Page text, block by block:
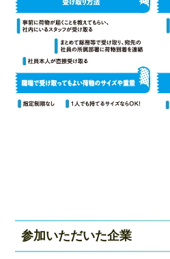
参加いただいた企業